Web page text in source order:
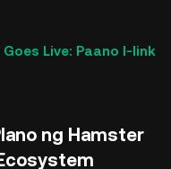
Live: Paano I-link
ng Hamster